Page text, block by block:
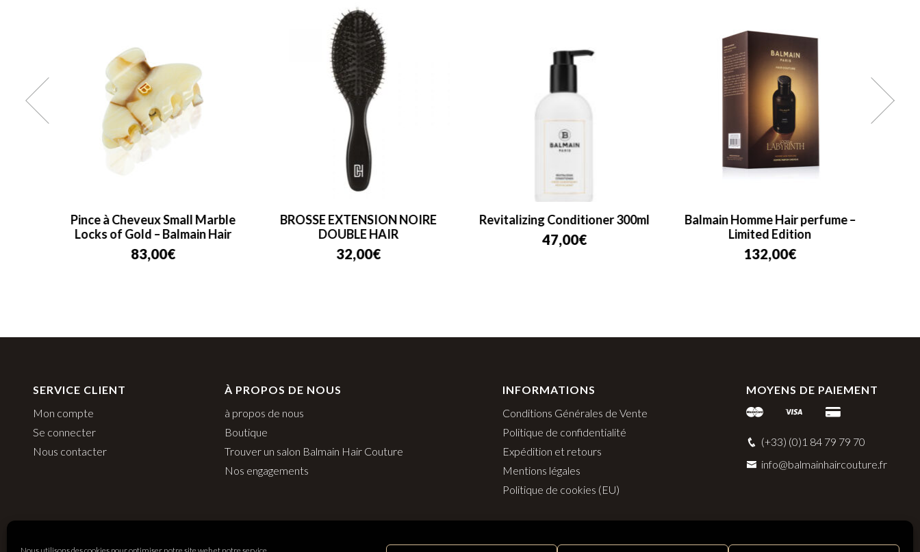
Pince à Cheveux Small Marble
Locks of Gold – Balmain Hair
83,00€
BROSSE EXTENSION NOIRE
DOUBLE HAIR
32,00€
Revitalizing Conditioner 300ml
47,00€
Balmain Homme Hair perfume –
Limited Edition
132,00€
SERVICE CLIENT
Mon compte
Se connecter
Nous contacter
À PROPOS DE NOUS
à propos de nous
Boutique
Trouver un salon Balmain Hair Couture
Nos engagements
INFORMATIONS
Conditions Générales de Vente
Politique de confidentialité
Expédition et retours
Mentions légales
Politique de cookies (EU)
MOYENS DE PAIEMENT
(+33) (0)1 84 79 79 70
info@balmainhaircouture.fr